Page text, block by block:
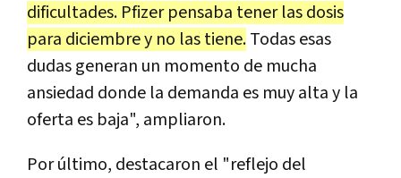
dificultades. Pfizer pensaba tener las dosis
para diciembre y no las tiene.Todas esas
dudas generan un momento de mucha
ansiedad donde la demanda es muy alta y la
oferta es baja", ampliaron.
Por último, destacaron el "reflejo del